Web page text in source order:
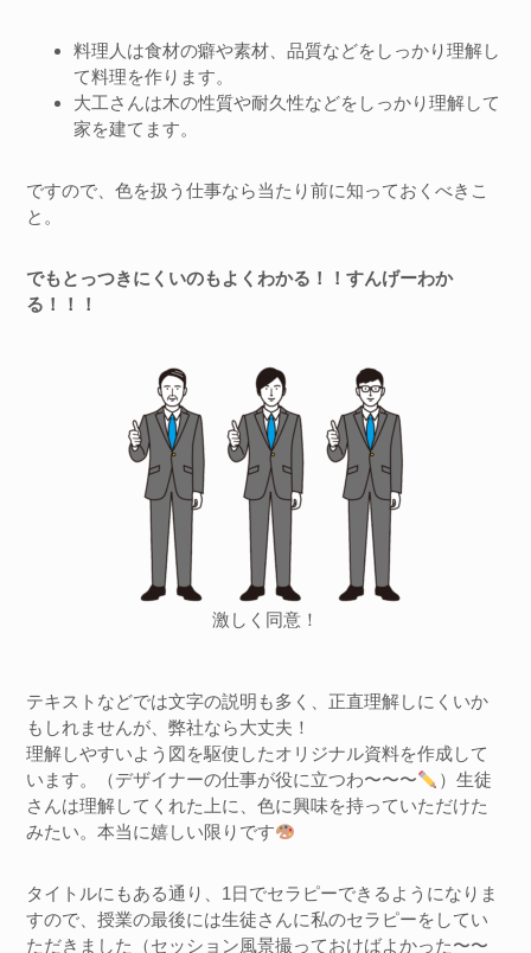
料理人は食材の癖や素材、品質などをしっかり理解し
て料理を作ります。
大工さんは木の性質や耐久性などをしっかり理解して
家を建てます。
ですので、色を扱う仕事なら当たり前に知っておくべきこ
と。
でもとっつきにくいのもよくわかる！！すんげーわか
る！！！
激しく同意！
テキストなどでは文字の説明も多く、正直理解しにくいか
もしれませんが、弊社なら大丈夫！
理解しやすいよう図を駆使したオリジナル資料を作成して
います。（デザイナーの仕事が役に立つわ〜〜〜
）生徒
さんは理解してくれた上に、色に興味を持っていただけた
みたい。本当に嬉しい限りです
タイトルにもある通り、1日でセラピーできるようになりま
すので、授業の最後には生徒さんに私のセラピーをしてい
ただきました（セッション風景撮っておけばよかった〜〜